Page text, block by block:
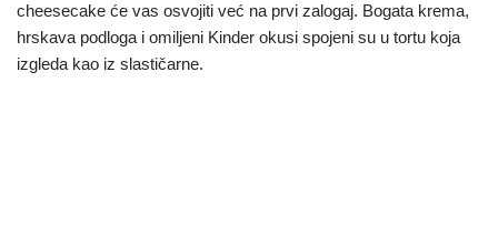
cheesecake će vas osvojiti već na prvi zalogaj. Bogata krema,
hrskava podloga i omiljeni Kinder okusi spojeni su u tortu koja
izgleda kao iz slastičarne.